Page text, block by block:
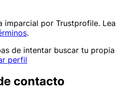
imparcial por Trustprofile. Lea
.
de intentar buscar tu propia
perfil
contacto